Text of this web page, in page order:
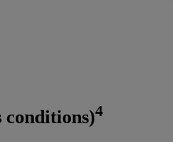
conditions)4